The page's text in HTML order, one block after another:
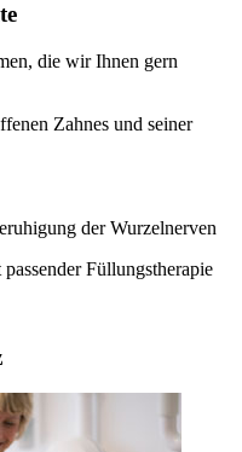
die wir Ihnen gern
Zahnes und seiner
der Wurzelnerven
Füllungstherapie